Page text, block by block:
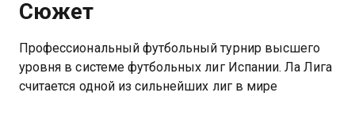
Сюжет
Профессиональный футбольный турнир высшего
уровня в системе футбольных лиг Испании. Ла Лига
считается одной из сильнейших лиг в мире